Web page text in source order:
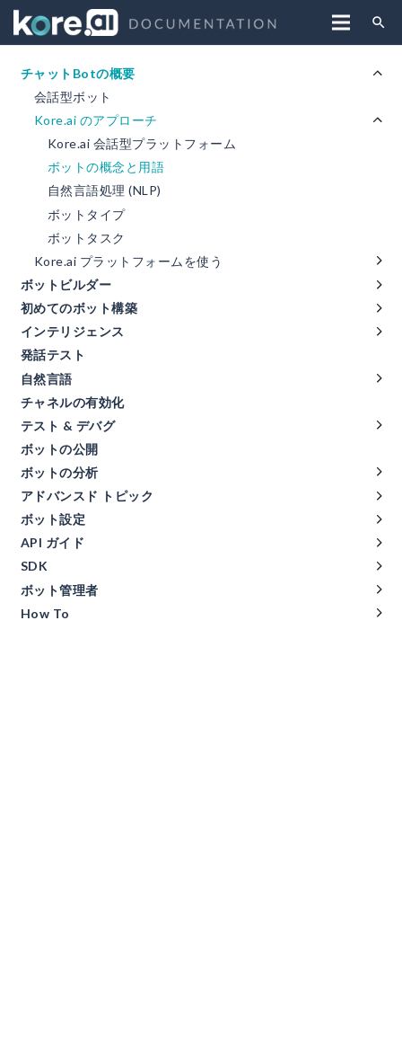
search
チャットBotの概要
会話型ボット
Kore.ai のアプローチ
Kore.ai 会話型プラットフォーム
ボットの概念と用語
自然言語処理 (NLP)
ボットタイプ
ボットタスク
Kore.ai プラットフォームを使う
ボットビルダー
初めてのボット構築
インテリジェンス
発話テスト
自然言語
チャネルの有効化
テスト & デバグ
ボットの公開
ボットの分析
アドバンスド トピック
ボット設定
API ガイド
SDK
ボット管理者
How To